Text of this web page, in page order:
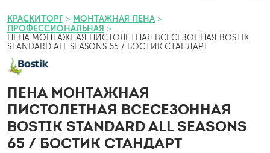
КРАСКИТОРГ
МОНТАЖНАЯ ПЕНА
ПРОФЕССИОНАЛЬНАЯ
ПЕНА МОНТАЖНАЯ ПИСТОЛЕТНАЯ ВСЕСЕЗОННАЯ BOSTIK
STANDARD ALL SEASONS 65 / БОСТИК СТАНДАРТ
ПЕНА МОНТАЖНАЯ
ПИСТОЛЕТНАЯ ВСЕСЕЗОННАЯ
BOSTIK STANDARD ALL SEASONS
65 / БОСТИК СТАНДАРТ